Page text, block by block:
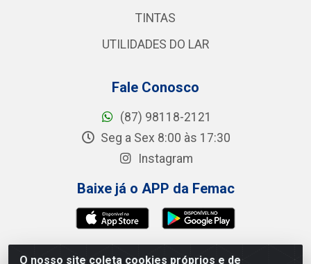
O nosso site coleta cookies próprios e de
TINTAS
UTILIDADES DO LAR
Fale Conosco
(87) 98118-2121
Seg a Sex 8:00 às 17:30
Instagram
Baixe já o APP da Femac